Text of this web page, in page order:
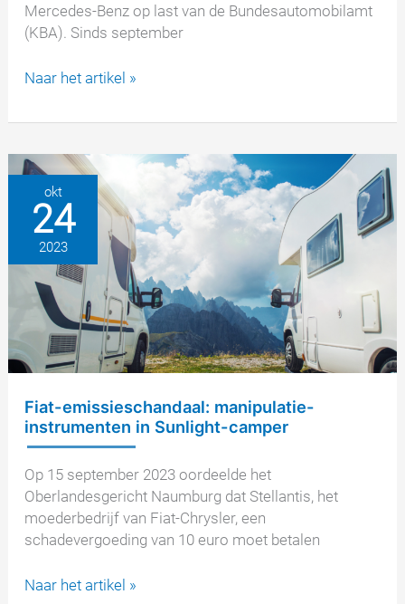
Mercedes-Benz op last van de Bundesautomobilamt
(KBA). Sinds september
Emissieschandaal:
stuurt
september
2023
nieuwe
verplichte
terugroepacties
vanwege
illegale
sjoemelsoftware
Naar het artikel »
okt
24
2023
Fiat-emissieschandaal: manipulatie-
instrumenten in Sunlight-camper
Op 15 september 2023 oordeelde het
Oberlandesgericht Naumburg dat Stellantis, het
moederbedrijf van Fiat-Chrysler, een
schadevergoeding van 10 euro moet betalen
Fiat-
Naar het artikel »